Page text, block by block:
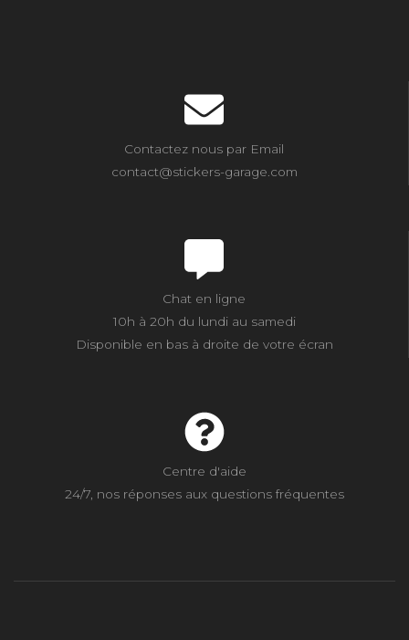
Contactez nous par Email
contact@stickers-garage.com
Chat en ligne
10h à 20h du lundi au samedi
Disponible en bas à droite de votre écran
Centre d'aide
24/7, nos réponses aux questions fréquentes